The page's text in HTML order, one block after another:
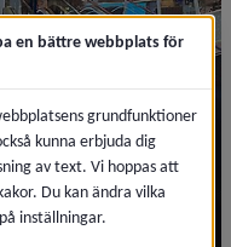
en bättre webbplats för
grundfunktioner
kunna erbjuda dig
av text. Vi hoppas att
Du kan ändra vilka
inställningar.